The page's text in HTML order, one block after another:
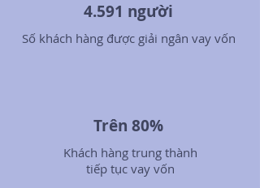
4.591 người
Số khách hàng được giải ngân vay vốn
Trên 80%
Khách hàng trung thành
tiếp tục vay vốn